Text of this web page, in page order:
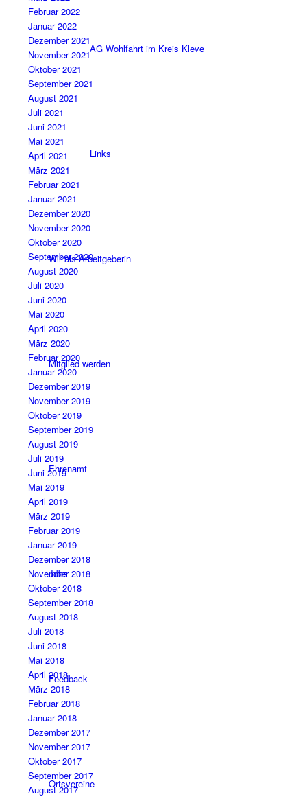
AG Wohlfahrt im Kreis Kleve
Links
Wir als Arbeitgeberin
Mitglied werden
Ehrenamt
Jobs
Feedback
Ortsvereine
Februar 2022
Januar 2022
Dezember 2021
November 2021
Oktober 2021
September 2021
August 2021
Juli 2021
Juni 2021
Mai 2021
April 2021
März 2021
Februar 2021
Januar 2021
Dezember 2020
November 2020
Oktober 2020
September 2020
August 2020
Juli 2020
Juni 2020
Mai 2020
April 2020
März 2020
Februar 2020
Januar 2020
Dezember 2019
November 2019
Oktober 2019
September 2019
August 2019
Juli 2019
Juni 2019
Mai 2019
April 2019
März 2019
Februar 2019
Januar 2019
Dezember 2018
November 2018
Oktober 2018
September 2018
August 2018
Juli 2018
Juni 2018
Mai 2018
April 2018
März 2018
Februar 2018
Januar 2018
Dezember 2017
November 2017
Oktober 2017
September 2017
August 2017